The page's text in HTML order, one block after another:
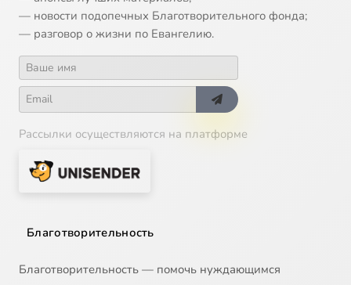
— новости подопечных Благотворительного фонда;
— разговор о жизни по Евангелию.
Рассылки осуществляются на платформе
Благотворительность
Благотворительность — помочь нуждающимся